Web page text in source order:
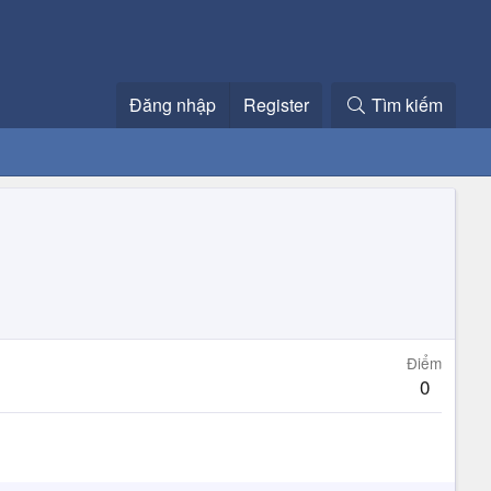
Đăng nhập Register Tìm kiếm
Điểm
0